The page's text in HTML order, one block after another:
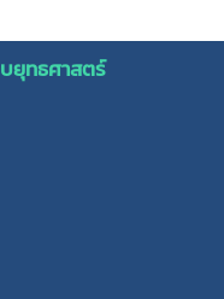
ยุทธศาสตร์